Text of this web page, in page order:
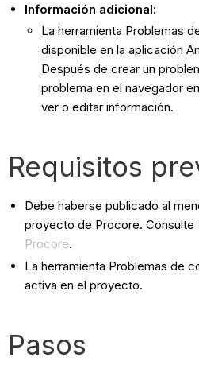
Información adicional:
La herramienta Problemas
disponible en la aplicación
Después de crear un
problema en el navegador
ver o editar información.
Requisitos
Debe haberse publicado al
proyecto de Procore. Consulte
Procore.
La herramienta Problemas de
activa en el proyecto.
Pasos